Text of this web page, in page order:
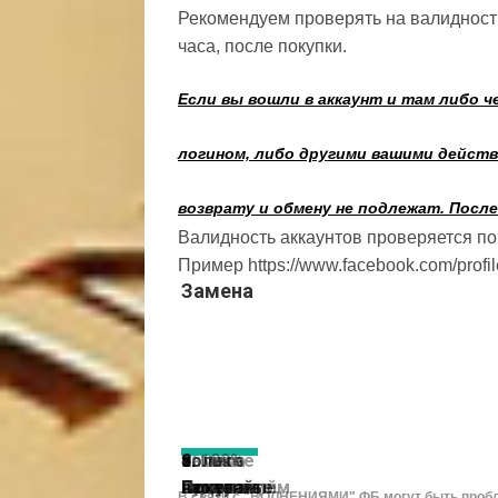
Рекомендуем проверять на
часа, после покупки.
Если вы вошли в аккаунт и там либо
логином, либо другими вашими
возврату и обмену не подлежат.
Валидность аккаунтов проверяется
Пример https://www.facebook.com/
Замена
1.
Гарантия
2. После
входа
4.
Аккаунты
аблик-
чекером,
5.
Купленный
только
замена
на
6.
Покупайте
7.
Покупайте
8.
Основанием
9. 100%
замена -